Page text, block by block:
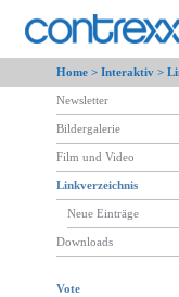
Home > Interaktiv >
Newsletter
Bildergalerie
Film und Video
Linkverzeichnis
Neue Einträge
Downloads
Vote